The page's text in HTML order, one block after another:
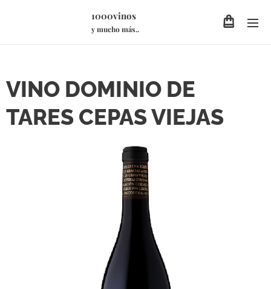
1000vinos
y mucho más..
VINO DOMINIO DE
TARES CEPAS VIEJAS